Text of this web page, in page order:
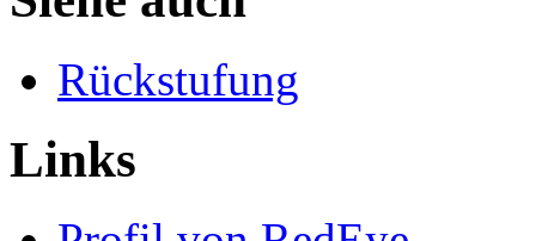
Rückstufung
Links